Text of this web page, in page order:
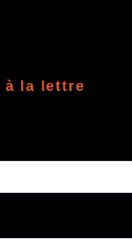
la lettre